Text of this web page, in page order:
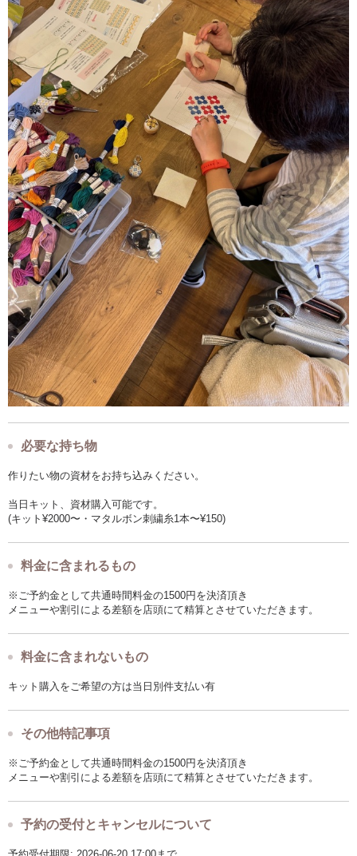
必要な持ち物
作りたい物の資材をお持ち込みください。
当日キット、資材購入可能です。
(キット¥2000〜・マタルボン刺繍糸1本〜¥150)
料金に含まれるもの
※ご予約金として共通時間料金の1500円を決済頂き
メニューや割引による差額を店頭にて精算とさせていただきます。
料金に含まれないもの
キット購入をご希望の方は当日別件支払い有
その他特記事項
※ご予約金として共通時間料金の1500円を決済頂き
メニューや割引による差額を店頭にて精算とさせていただきます。
予約の受付とキャンセルについて